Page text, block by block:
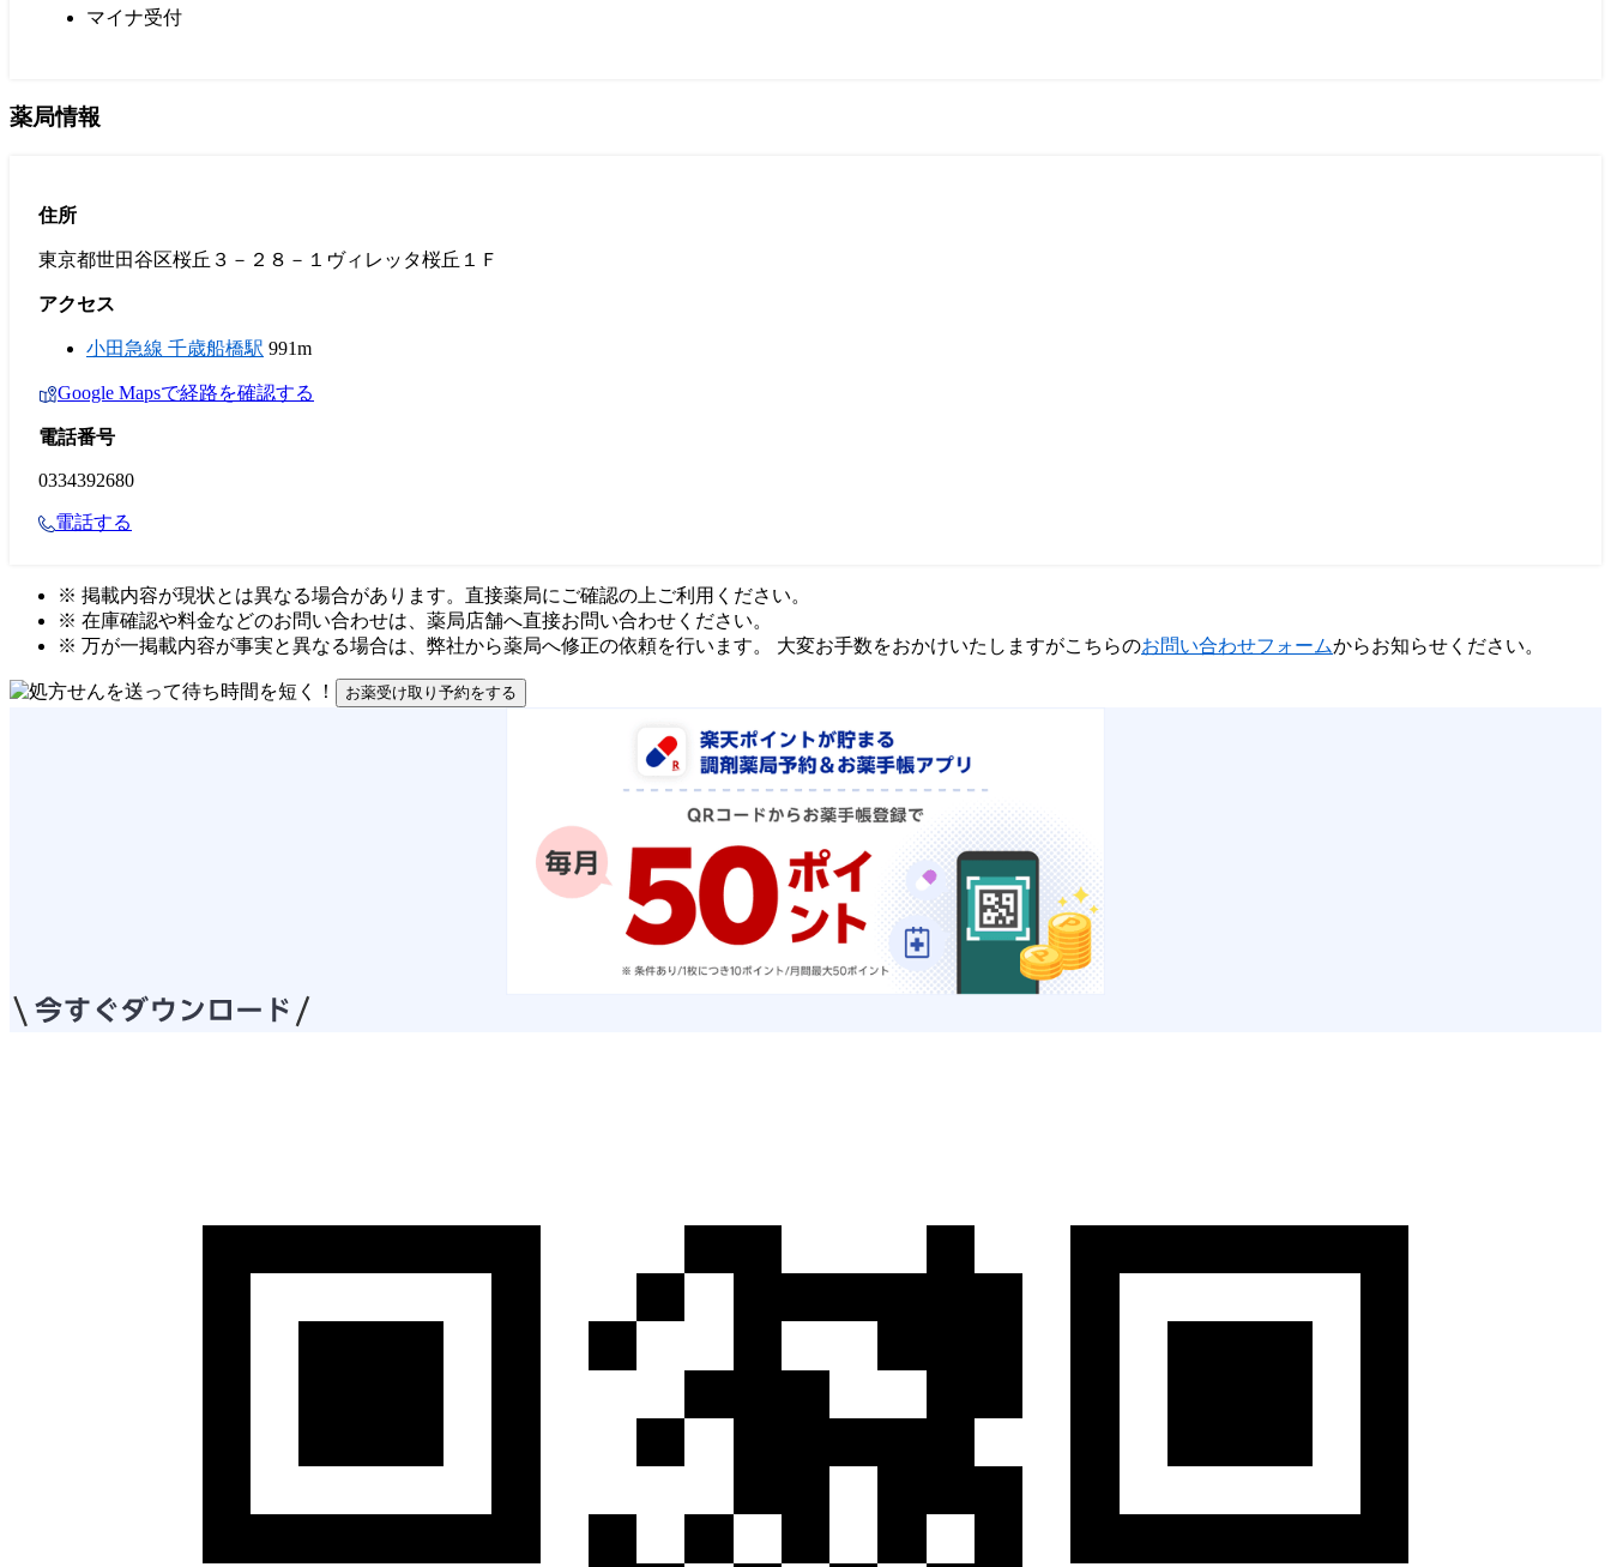
マイナ受付
薬局情報
住所
東京都世田谷区桜丘３－２８－１ヴィレッタ桜丘１Ｆ
アクセス
小田急線 千歳船橋駅 991m
Google Mapsで経路を確認する
電話番号
0334392680
電話する
※ 掲載内容が現状とは異なる場合があります。直接薬局にご確認の上ご利用ください。
※ 在庫確認や料金などのお問い合わせは、薬局店舗へ直接お問い合わせください。
※ 万が一掲載内容が事実と異なる場合は、弊社から薬局へ修正の依頼を行います。 大変お手数をおかけいたしますがこちらのお問い合わせフォームからお知らせください。
お薬受け取り予約をする